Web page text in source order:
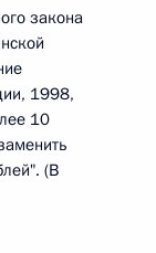
закона
1998,
10
(В